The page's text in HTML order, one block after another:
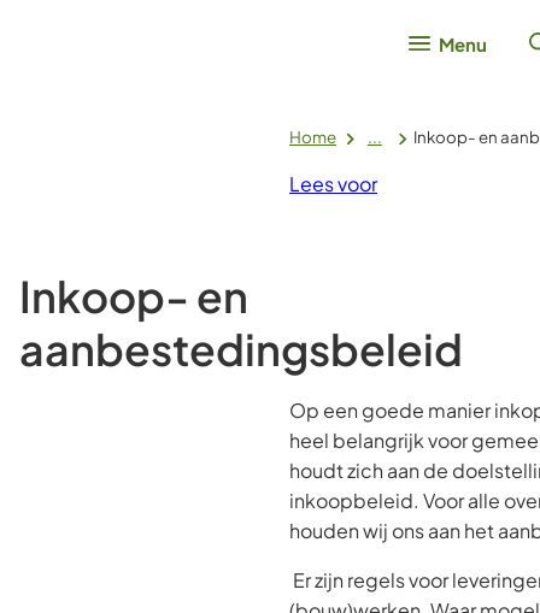
Menu
Home ... Inkoop- en
Lees voor
Inkoop- en
aanbestedingsbeleid
Op een goede manier
heel belangrijk voor
houdt zich aan de
inkoopbeleid. Voor alle
houden wij ons aan het
Er zijn regels voor